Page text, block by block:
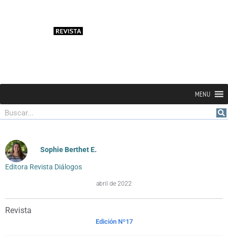
MENU
Buscar
Sophie Berthet E.
Editora Revista Diálogos
abril de 2022
Revista
Edición Nº17